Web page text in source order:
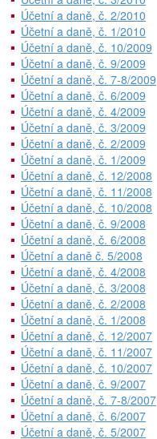
Účetní a daně, č. 2/2010
Účetní a daně, č. 1/2010
Účetní a daně, č. 10/2009
Účetní a daně, č. 9/2009
Účetní a daně, č. 7-8/2009
Účetní a daně, č. 6/2009
Účetní a daně, č. 4/2009
Účetní a daně, č. 3/2009
Účetní a daně, č. 2/2009
Účetní a daně, č. 1/2009
Účetní a daně, č. 12/2008
Účetní a daně, č. 11/2008
Účetní a daně, č. 10/2008
Účetní a daně, č. 9/2008
Účetní a daně, č. 6/2008
Účetní a daně č. 5/2008
Účetní a daně, č. 4/2008
Účetní a daně, č. 3/2008
Účetní a daně, č. 2/2008
Účetní a daně, č. 1/2008
Účetní a daně, č. 12/2007
Účetní a daně, č. 11/2007
Účetní a daně, č. 10/2007
Účetní a daně, č. 9/2007
Účetní a daně, č. 7-8/2007
Účetní a daně, č. 6/2007
Účetní a daně, č. 5/2007